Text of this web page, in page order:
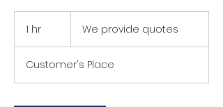
1 hr
quotes
We provide quotes
Customer's Place